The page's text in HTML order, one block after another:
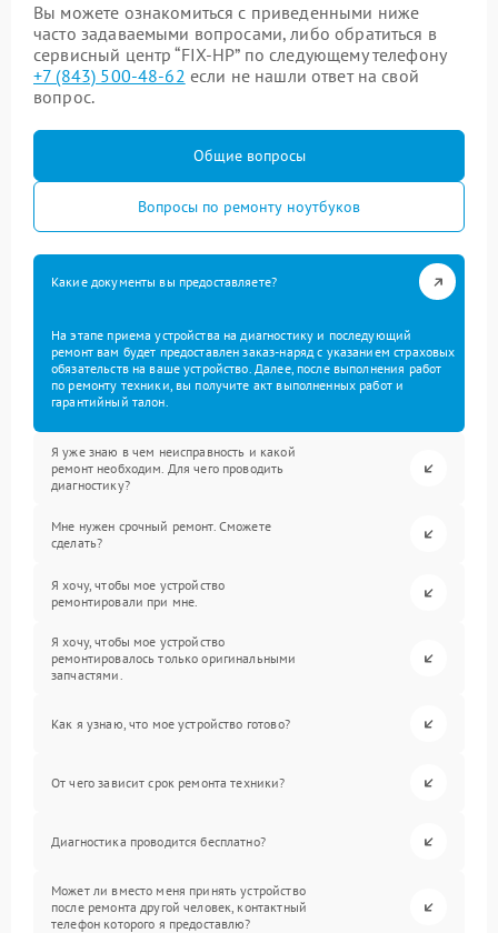
Вы можете ознакомиться с приведенными ниже
часто задаваемыми вопросами, либо обратиться в
сервисный центр “FIX-HP” по следующему телефону
+7 (843) 500-48-62 если не нашли ответ на свой
вопрос.
Общие вопросы
Вопросы по ремонту ноутбуков
Какие документы вы предоставляете?
На этапе приема устройства на диагностику и последующий
ремонт вам будет предоставлен заказ-наряд с указанием страховых
обязательств на ваше устройство. Далее, после выполнения работ
по ремонту техники, вы получите акт выполненных работ и
гарантийный талон.
Я уже знаю в чем неисправность и какой
ремонт необходим. Для чего проводить
диагностику?
Мне нужен срочный ремонт. Сможете
сделать?
Я хочу, чтобы мое устройство
ремонтировали при мне.
Я хочу, чтобы мое устройство
ремонтировалось только оригинальными
запчастями.
Как я узнаю, что мое устройство готово?
От чего зависит срок ремонта техники?
Диагностика проводится бесплатно?
Может ли вместо меня принять устройство
после ремонта другой человек, контактный
телефон которого я предоставлю?